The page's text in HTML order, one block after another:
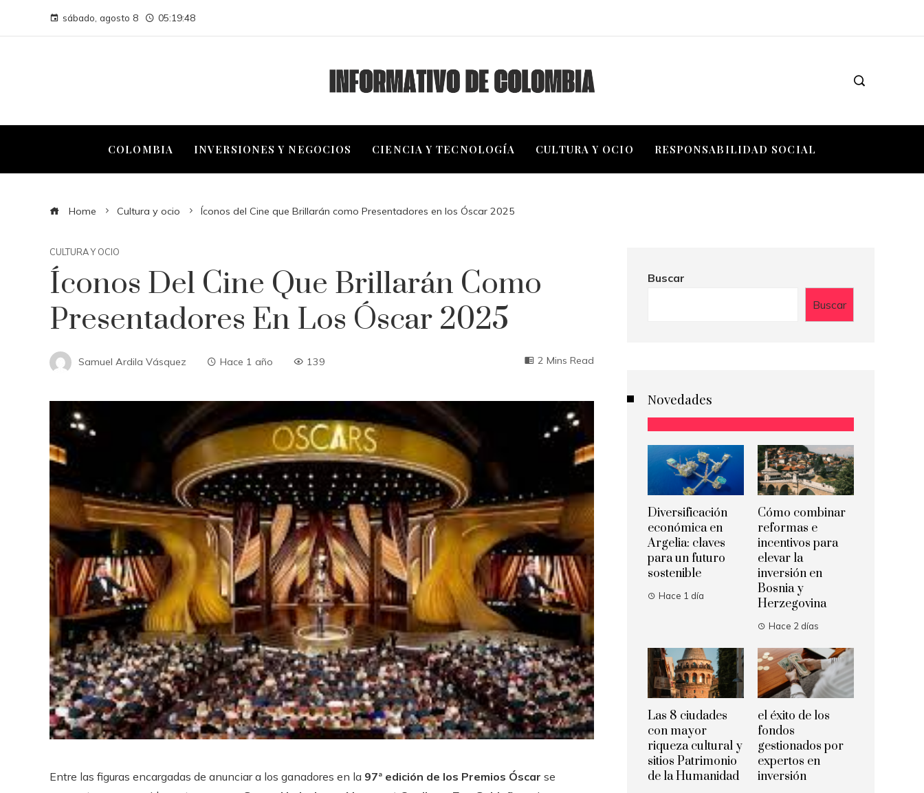
sábado, agosto 8 05:19:49
COLOMBIA INVERSIONES Y NEGOCIOS CIENCIA Y TECNOLOGÍA CULTURA Y OCIO RESPONSABILIDAD SOCIAL
Home Cultura y ocio Íconos del Cine que Brillarán como Presentadores en los Óscar 2025
CULTURA Y OCIO
Íconos Del Cine Que Brillarán Como
Presentadores En Los Óscar 2025
Samuel Ardila Vásquez Hace 1 año 139 2 Mins Read
Entre las figuras encargadas de anunciar a los ganadores en la 97ª edición de los Premios Óscar se
Buscar
Buscar
Novedades
Diversificación
económica en
Argelia: claves
para un futuro
sostenible
Hace 1 día
Cómo combinar
reformas e
incentivos para
elevar la
inversión en
Bosnia y
Herzegovina
Hace 2 días
Las 8 ciudades
con mayor
riqueza cultural y
sitios Patrimonio
de la Humanidad
el éxito de los
fondos
gestionados por
expertos en
inversión